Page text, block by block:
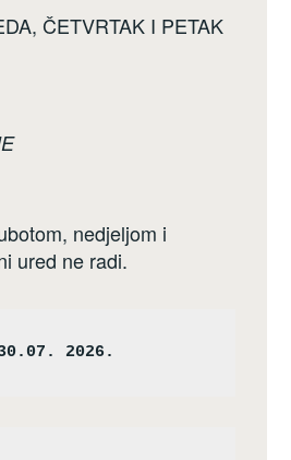
ČETVRTAK I PETAK
nedjeljom i
ured ne radi.
2026.